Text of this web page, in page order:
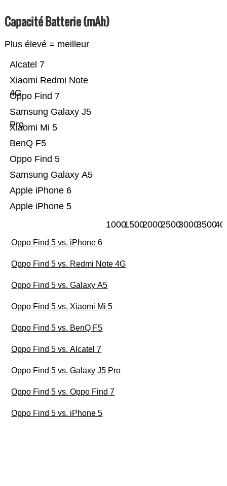
Capacité Batterie (mAh)
Plus élevé = meilleur
Apple iPhone 5
Apple iPhone 6
Samsung Galaxy A5
Oppo Find 5
BenQ F5
Xiaomi Mi 5
Samsung Galaxy J5
Pro
Oppo Find 7
Xiaomi Redmi Note
4G
Alcatel 7
100015002000250030003500
Oppo Find 5 vs. iPhone 6
Oppo Find 5 vs. Redmi Note 4G
Oppo Find 5 vs. Galaxy A5
Oppo Find 5 vs. Xiaomi Mi 5
Oppo Find 5 vs. BenQ F5
Oppo Find 5 vs. Alcatel 7
Oppo Find 5 vs. Galaxy J5 Pro
Oppo Find 5 vs. Oppo Find 7
Oppo Find 5 vs. iPhone 5